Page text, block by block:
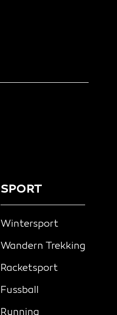
SPORT
Wintersport
Wandern Trekking
Racketsport
Fussball
Running